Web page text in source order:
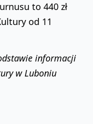
to 440 zł
od 11
informacji
w Luboniu